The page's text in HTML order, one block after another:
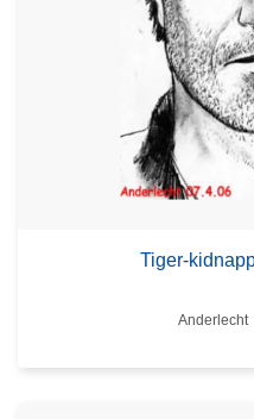
Tiger-
Standort
Anderlecht